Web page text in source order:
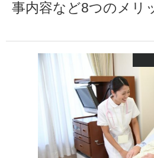
事内容など8つのメリ